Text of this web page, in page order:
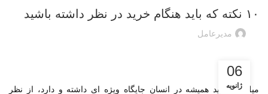
۱۰ نکته که باید هنگام خرید در نظر داشته باشید
مدیرعامل
06
ژانویه
میل به خرید همیشه در انسان جایگاه ویژه ای داشته و دارد، از نظر